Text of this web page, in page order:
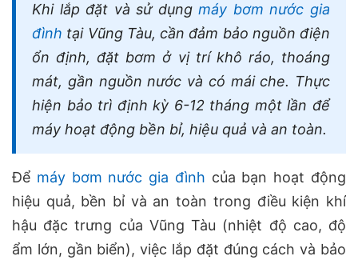
Khi lắp đặt và sử dụngmáy bơm nước gia
đình tại Vũng Tàu, cần đảm bảo nguồn điện
ổn định, đặt bơm ở vị trí khô ráo, thoáng
mát, gần nguồn nước và có mái che. Thực
hiện bảo trì định kỳ 6-12 tháng một lần để
máy hoạt động bền bỉ, hiệu quả và an toàn.
Để máy bơm nước gia đình của bạn hoạt động
hiệu quả, bền bỉ và an toàn trong điều kiện khí
hậu đặc trưng của Vũng Tàu (nhiệt độ cao, độ
ẩm lớn, gần biển), việc lắp đặt đúng cách và bảo